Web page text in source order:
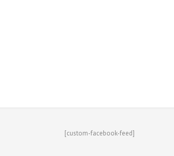
[custom-facebook-feed]